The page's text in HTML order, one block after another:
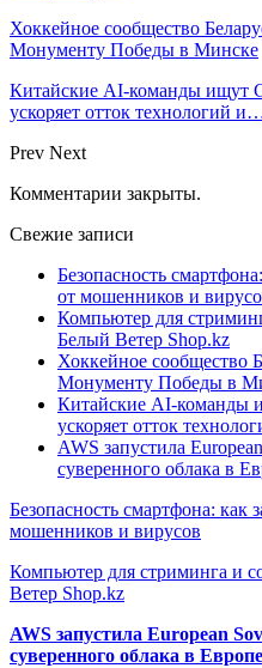
Хоккейное сообщество
Монументу Победы в Минске
Китайские AI-команды ищут
ускоряет отток технологий
Prev Next
Комментарии закрыты.
Свежие записи
Безопасность
от мошенников и
Компьютер для
Белый Ветер Shop.kz
Хоккейное сообщество
Монументу Победы в
Китайские AI-команды
ускоряет отток
AWS запустила
суверенного облака в
Безопасность смартфона:
мошенников и вирусов
Компьютер для стриминга и
Ветер Shop.kz
AWS запустила European
суверенного облака в Европе